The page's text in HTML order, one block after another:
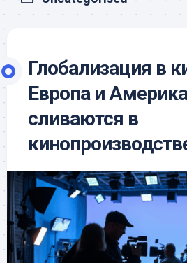
Глобализация в
Европа и Америка
сливаются в